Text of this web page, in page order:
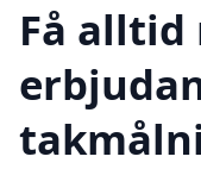
Få alltid